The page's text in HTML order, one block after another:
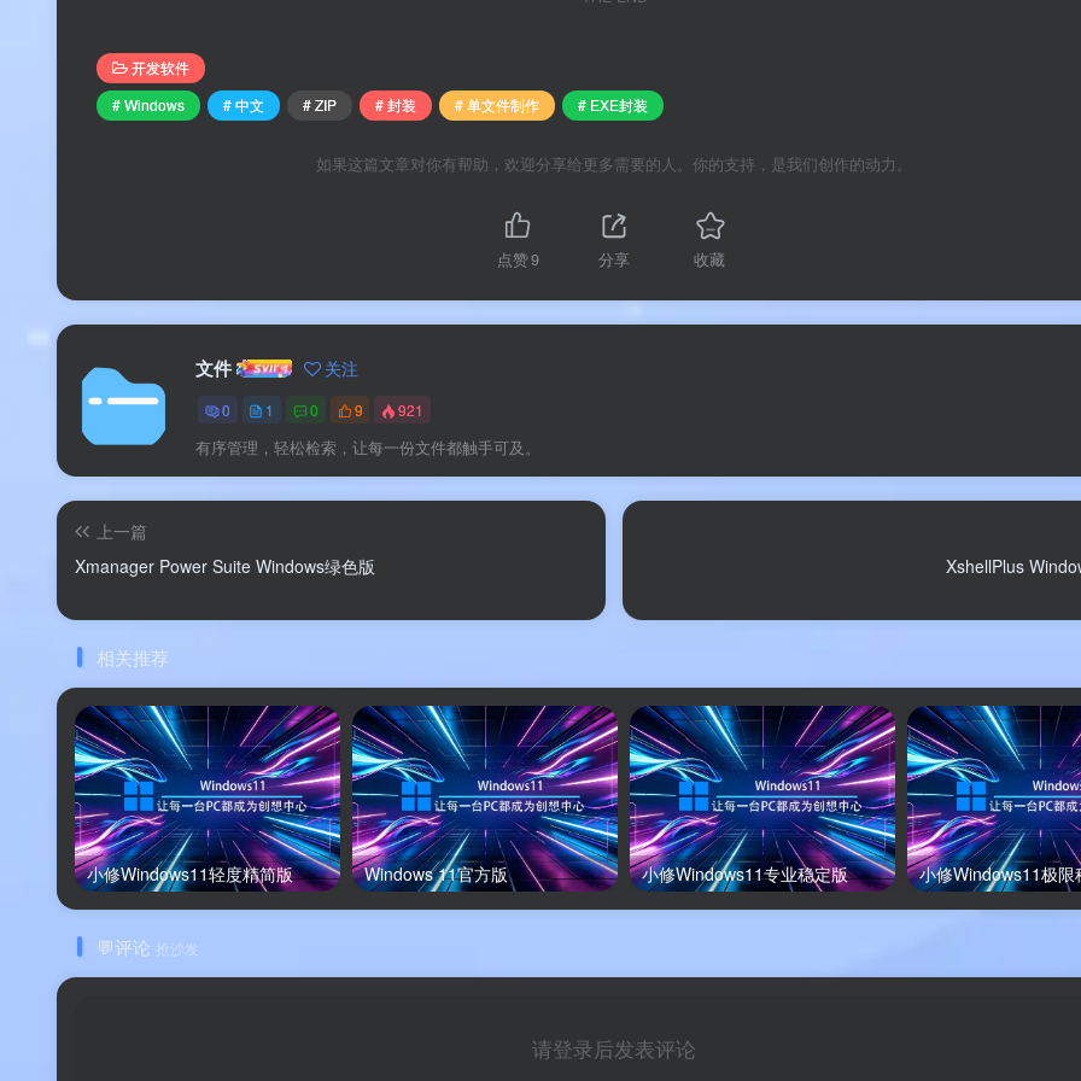
✅双内核驱动：基于 PECMD + 7zSFX 双内核，兼具灵活性与稳定性
：默认仅需四步即可完成单文件打包，零门槛上手
：支持防止 7z、WinRAR 等软件右键解包
：支持打包解压加密，可带解压密码运行
✅参数传递支持：打包后的单文件支持命令行参数传递
无需额外依赖：生成的文件不依赖 PECMD.exe，独立运行
永久免费：完全免费使用，无任何功能限制
软件功能
软件特色
✨ 软件特色
软件亮点
🌟 软件亮点
版本说明
开发软件
# Windows
# 中文 # ZIP # 封装 # 单文件制作 # EXE封装
如果这篇文章对你有帮助，欢迎分享给更多需要的人。你的支持，是我们创作的动力。
点赞9 分享 收藏
文件 关注
0 1 0 9 921
有序管理，轻松检索，让每一份文件都触手可及。
上一篇
Xmanager Power Suite Windows绿色版
XshellPlus
相关推荐
小修Windows11轻度精简版 Windows 11官方版 小修Windows11专业稳定版 小修Windows11极限
💬评论 抢沙发
请登录后发表评论